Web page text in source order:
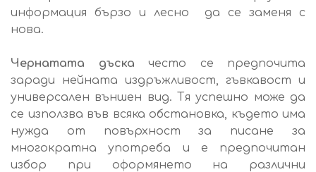
информация бързо и лесно да се заменя с
нова.
Чернатата дъска често се предпочита
заради нейната издръжливост, гъвкавост и
универсален външен вид. Тя успешно може да
се използва във всяка обстановка, където има
нужда от повърхност за писане за
многократна употреба и е предпочитан
избор при оформянето на различни